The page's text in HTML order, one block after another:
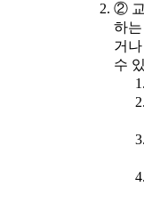
② 교
하
거
수